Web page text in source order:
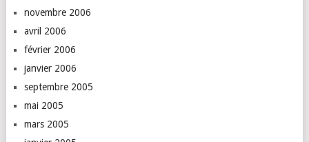
novembre 2006
avril 2006
février 2006
janvier 2006
septembre 2005
mai 2005
mars 2005